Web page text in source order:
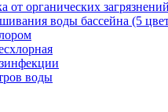
от органических загрязнений
воды бассейна (5
воды